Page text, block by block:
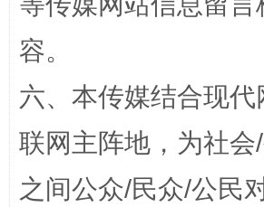
容。
六、本传媒结合现
联网主阵地，为社
之间公众/民众/公民